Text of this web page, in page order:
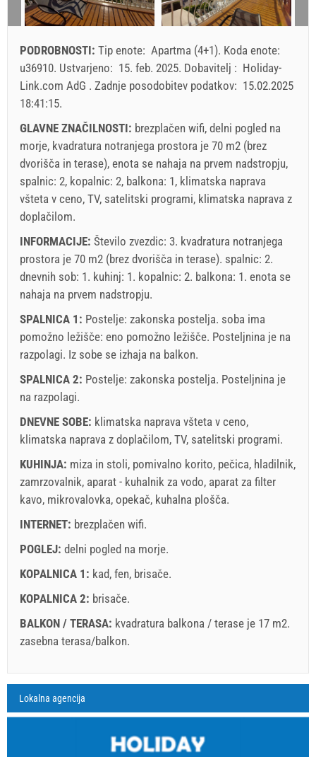
PODROBNOSTI: Tip enote: Apartma (4+1). Koda enote:
u36910. Ustvarjeno: 15. feb. 2025. Dobavitelj : Holiday-
Link.com AdG . Zadnje posodobitev podatkov: 15.02.2025
18:41:15.
GLAVNE ZNAČILNOSTI: brezplačen wifi, delni pogled na
morje, kvadratura notranjega prostora je 70 m2 (brez
dvorišča in terase), enota se nahaja na prvem nadstropju,
spalnic: 2, kopalnic: 2, balkona: 1, klimatska naprava
všteta v ceno, TV, satelitski programi, klimatska naprava z
doplačilom.
INFORMACIJE: Število zvezdic: 3. kvadratura notranjega
prostora je 70 m2 (brez dvorišča in terase). spalnic: 2.
dnevnih sob: 1. kuhinj: 1. kopalnic: 2. balkona: 1. enota se
nahaja na prvem nadstropju.
SPALNICA 1: Postelje: zakonska postelja. soba ima
pomožno ležišče: eno pomožno ležišče. Posteljnina je na
razpolagi. Iz sobe se izhaja na balkon.
SPALNICA 2: Postelje: zakonska postelja. Posteljnina je
na razpolagi.
DNEVNE SOBE: klimatska naprava všteta v ceno,
klimatska naprava z doplačilom, TV, satelitski programi.
KUHINJA: miza in stoli, pomivalno korito, pečica, hladilnik,
zamrzovalnik, aparat - kuhalnik za vodo, aparat za filter
kavo, mikrovalovka, opekač, kuhalna plošča.
INTERNET: brezplačen wifi.
POGLEJ: delni pogled na morje.
KOPALNICA 1: kad, fen, brisače.
KOPALNICA 2: brisače.
BALKON / TERASA: kvadratura balkona / terase je 17 m2.
zasebna terasa/balkon.
A1 Apartment (4+1) : Prices 2026 EUR
8. avg. 2026
14. avg. 2026
15. avg. 2026
21. avg. 2026
22. avg.
Legenda: termini z red ozadjem so rezervirani
august 2026
MO TU WE TH FR
Polja označena z zvezdico (*) so obvezna!
Lokalna agencija